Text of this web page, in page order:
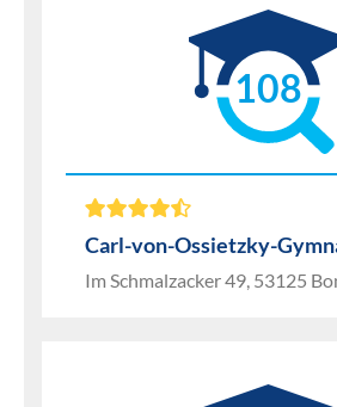
108
Carl-von-Ossietzky-
Im Schmalzacker 49, 53125